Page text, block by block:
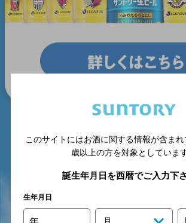
このサイトにはお酒に関する情報が含まれ
歳以上の方を対象としています
誕生年月日を西暦でご入力下さ
生年月日
月